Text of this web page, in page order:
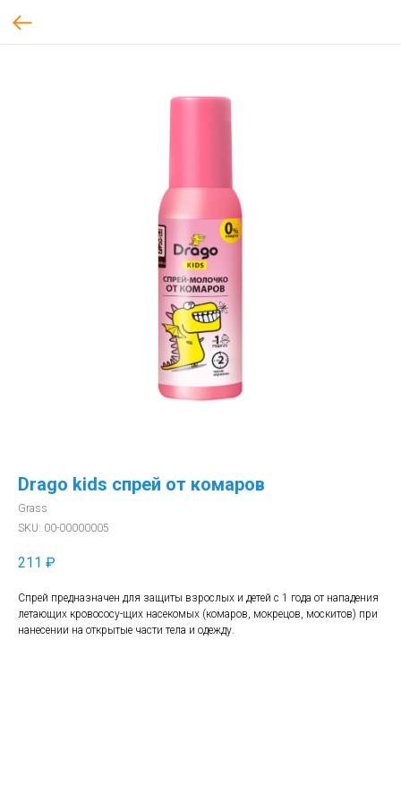
Drago kids спрей от комаров
Grass
SKU: 00-00000005
211 ₽
Спрей предназначен для защиты взрослых и детей с 1 года от нападения
летающих кровососу-щих насекомых (комаров, мокрецов, москитов) при
нанесении на открытые части тела и одежду.